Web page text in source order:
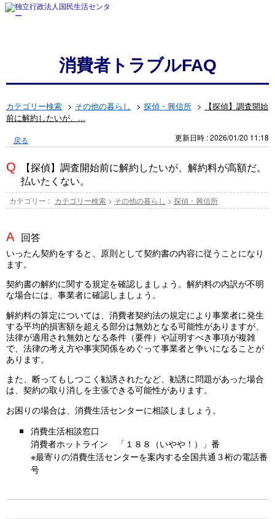
消費者トラブルFAQ
カテゴリー検索 > その他の暮らし > 探偵・興信所 >
【探偵】調査開始
前に解約したいが、...
戻る 更新日時 : 2026/01/20 11:18
【探偵】調査開始前に解約したいが、解約料が高額だ。
払いたくない。
カテゴリー : カテゴリー検索 > その他の暮らし > 探偵・興信所
回答
いったん契約をすると、原則として契約書の内容に従うことになり
ます。
契約書の解約に関する規定を確認しましょう。解約料の内訳が不明
な場合には、事業者に確認しましょう。
解約料の算定については、消費者契約法の規定により事業者に発生
する平均的損害額を超える部分は無効となる可能性がありますが、
法律が適用され無効となる条件（要件）や証明すべき事項が複雑
で、法律の考え方や事実関係をめぐって事業者と争いになることが
あります。
また、断ってもしつこく勧誘されたなど、勧誘に問題があった場合
は、契約の取り消しを主張できる可能性があります。
お困りの場合は、消費生活センターに相談しましょう。
消費生活相談窓口
消費者ホットライン 「１８８（いやや！）」番
※最寄りの消費生活センターを案内する全国共通３桁の電話番
号